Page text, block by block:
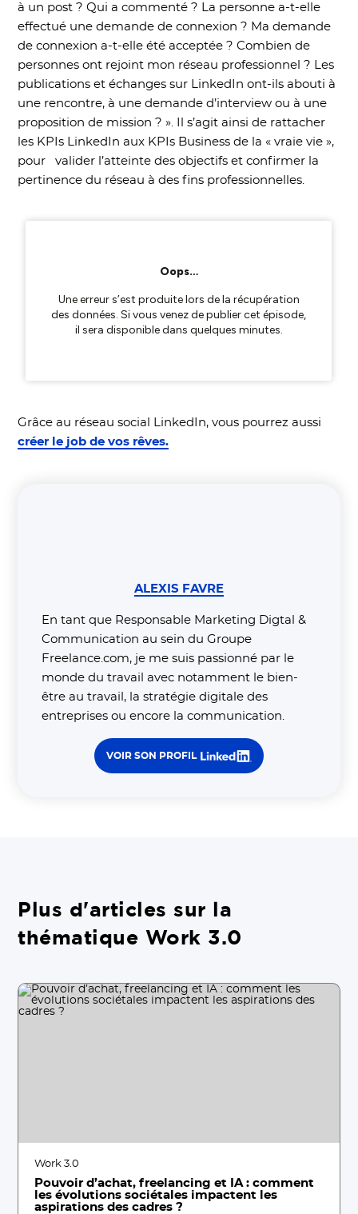
à un post ? Qui a commenté ? La personne a-t-elle
effectué une demande de connexion ? Ma demande
de connexion a-t-elle été acceptée ? Combien de
personnes ont rejoint mon réseau professionnel ? Les
publications et échanges sur LinkedIn ont-ils abouti à
une rencontre, à une demande d’interview ou à une
proposition de mission ? ». Il s’agit ainsi de rattacher
les KPIs LinkedIn aux KPIs Business de la « vraie vie »,
pour valider l’atteinte des objectifs et confirmer la
pertinence du réseau à des fins professionnelles.
Grâce au réseau social LinkedIn, vous pourrez aussi
créer le job de vos rêves.
ALEXIS FAVRE
En tant que Responsable Marketing Digtal &
Communication au sein du Groupe
Freelance.com, je me suis passionné par le
monde du travail avec notamment le bien-
être au travail, la stratégie digitale des
entreprises ou encore la communication.
VOIR SON PROFIL
Plus d'articles sur la
thématique Work 3.0
Work 3.0
Pouvoir d’achat, freelancing et IA : comment
les évolutions sociétales impactent les
aspirations des cadres ?